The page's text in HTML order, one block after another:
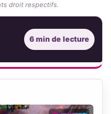
droit respectifs.
6 min de lecture